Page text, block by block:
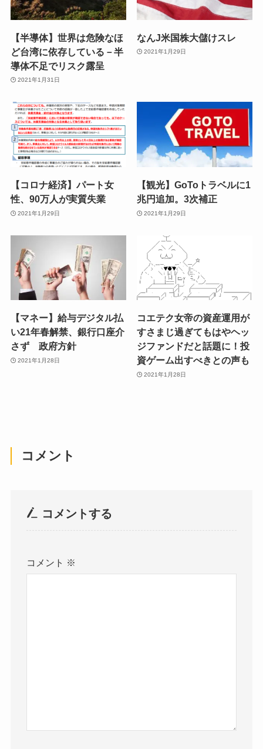
【半導体】世界は危険なほ
ど台湾に依存している－半
導体不足でリスク露呈
2021年1月31日
なんJ米国株大儲けスレ
2021年1月29日
【コロナ経済】パート女
性、90万人が実質失業
2021年1月29日
【観光】GoToトラベルに1
兆円追加。3次補正
2021年1月29日
【マネー】給与デジタル払
い21年春解禁、銀行口座介
さず 政府方針
2021年1月28日
コエテク女帝の資産運用が
すさまじ過ぎてもはやヘッ
ジファンドだと話題に！投
資ゲーム出すべきとの声も
2021年1月28日
コメント
コメントする
コメント ※